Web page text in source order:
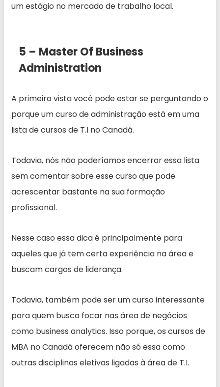
um estágio no mercado de trabalho local.
5 – Master Of Business
Administration
A primeira vista você pode estar se perguntando o
porque um curso de administração está em uma
lista de cursos de T.I no Canadá.
Todavia, nós não poderíamos encerrar essa lista
sem comentar sobre esse curso que pode
acrescentar bastante na sua formação
profissional.
Nesse caso essa dica é principalmente para
aqueles que já tem certa experiência na área e
buscam cargos de liderança.
Todavia, também pode ser um curso interessante
para quem busca focar nas área de negócios
como business analytics. Isso porque, os cursos de
MBA no Canadá oferecem não só essa como
outras disciplinas eletivas ligadas à área de T.I.